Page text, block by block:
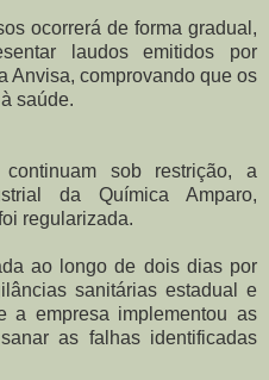
ocorrerá de forma gradual,
laudos emitidos por
Anvisa, comprovando que os
saúde.
sob restrição, a
da Química Amparo,
regularizada.
ao longo de dois dias por
sanitárias estadual e
a empresa implementou as
as falhas identificadas